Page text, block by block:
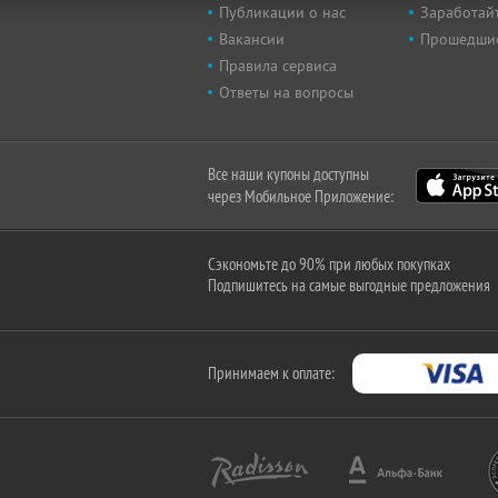
Публикации о нас
Вакансии
Правила сервиса
Ответы на вопросы
Все наши купоны доступны
через Мобильное Приложение:
Сэкономьте до 90% при любых покупках
Подпишитесь на самые выгодные предложения
Принимаем к оплате: